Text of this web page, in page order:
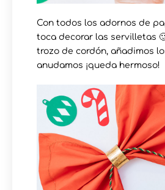
Con todos los adornos de
toca decorar las servilletas
trozo de cordón, añadimos
anudamos ¡queda hermoso!